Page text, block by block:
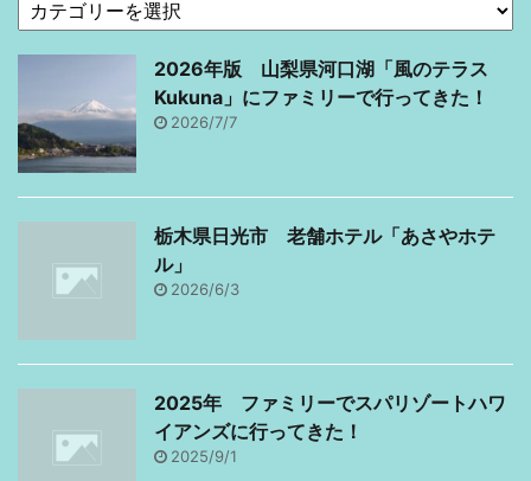
が初期費用半額キャンペ
し早くやってくれてた
ら…。何とまあ間が悪
い。ショックです…。 私
みたいな気持ちにならな
サイトetc...）を 作ろう
と考えてるみなさん！今
がチャ ...
2026年版 山梨県河口湖「風のテラス
Kukuna」にファミリーで行ってきた！
2026/7/7
栃木県日光市 老舗ホテル「あさやホテ
ル」
2026/6/3
2025年 ファミリーでスパリゾートハワ
イアンズに行ってきた！
2025/9/1